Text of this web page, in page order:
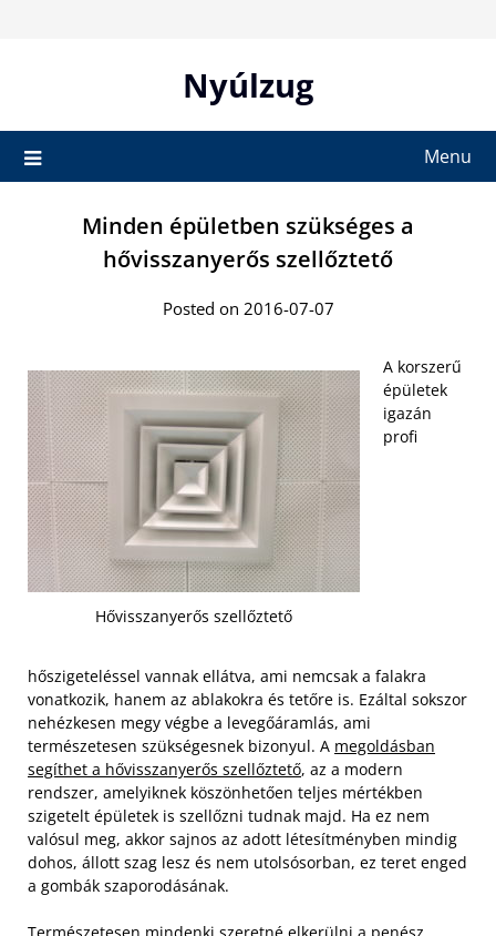
Nyúlzug
Menu
Minden épületben szükséges a
hővisszanyerős szellőztető
Posted on 2016-07-07
Hővisszanyerős szellőztető
A korszerű
épületek
igazán
profi
hőszigeteléssel vannak ellátva, ami nemcsak a falakra
vonatkozik, hanem az ablakokra és tetőre is. Ezáltal sokszor
nehézkesen megy végbe a levegőáramlás, ami
természetesen szükségesnek bizonyul. A megoldásban
segíthet a hővisszanyerős szellőztető, az a modern
rendszer, amelyiknek köszönhetően teljes mértékben
szigetelt épületek is szellőzni tudnak majd. Ha ez nem
valósul meg, akkor sajnos az adott létesítményben mindig
dohos, állott szag lesz és nem utolsósorban, ez teret enged
a gombák szaporodásának.
Természetesen mindenki szeretné elkerülni a penész